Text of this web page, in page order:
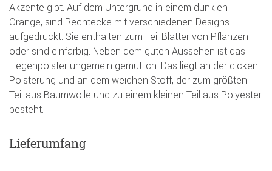
Akzente gibt. Auf dem Untergrund in einem dunklen
Orange, sind Rechtecke mit verschiedenen Designs
aufgedruckt. Sie enthalten zum Teil Blätter von Pflanzen
oder sind einfarbig. Neben dem guten Aussehen ist das
Liegenpolster ungemein gemütlich. Das liegt an der dicken
Polsterung und an dem weichen Stoff, der zum größten
Teil aus Baumwolle und zu einem kleinen Teil aus Polyester
besteht.
Lieferumfang